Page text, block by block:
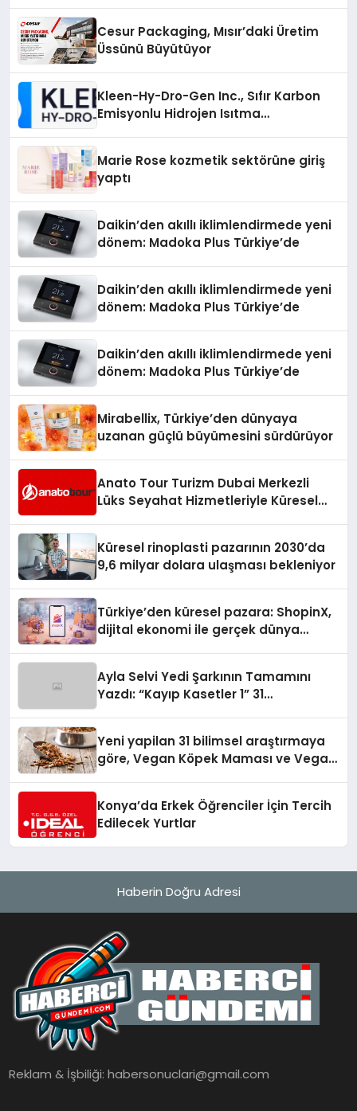
Cesur Packaging, Mısır’daki Üretim
Üssünü Büyütüyor
Kleen-Hy-Dro-Gen Inc., Sıfır Karbon
Emisyonlu Hidrojen Isıtma
Marie Rose kozmetik sektörüne giriş
yaptı
Daikin’den akıllı iklimlendirmede yeni
dönem: Madoka Plus Türkiye’de
Daikin’den akıllı iklimlendirmede yeni
dönem: Madoka Plus Türkiye’de
Daikin’den akıllı iklimlendirmede yeni
dönem: Madoka Plus Türkiye’de
Mirabellix, Türkiye’den dünyaya
uzanan güçlü büyümesini sürdürüyor
Anato Tour Turizm Dubai Merkezli
Lüks Seyahat Hizmetleriyle Küresel
Küresel rinoplasti pazarının 2030’da
9,6 milyar dolara ulaşması bekleniyor
Türkiye’den küresel pazara: ShopinX,
dijital ekonomi ile gerçek dünya
Ayla Selvi Yedi Şarkının Tamamını
Yazdı: “Kayıp Kasetler 1” 31
Yeni yapilan 31 bilimsel araştırmaya
göre, Vegan Köpek Maması ve Vegan
Konya’da Erkek Öğrenciler İçin Tercih
Edilecek Yurtlar
Haberin Doğru Adresi
Reklam & İşbiliği:habersonuclari@gmail.com